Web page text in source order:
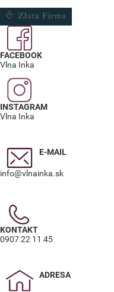
FACEBOOK
Vlna Inka
INSTAGRAM
Vlna Inka
E-MAIL
info@vlnainka.sk
KONTAKT
0907 22 11 45
ADRESA